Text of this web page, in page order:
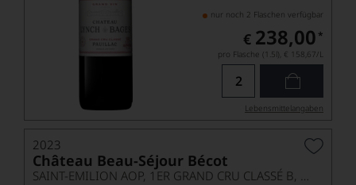
nur noch 2 Flaschen verfügbar
€ 238,00 *
pro Flasche (1.5l), € 158,67/L
Lebensmittel­angaben
2023
Château Beau-Séjour Bécot
SAINT-EMILION AOP, 1ER GRAND CRU CLASSÉ B, MAGNUM